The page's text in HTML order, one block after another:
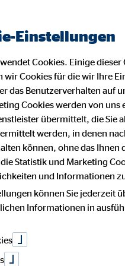
Karriere bei OVB
Internetauftritt ist ein
Rösner
für die OVB
Einstellungen
Cookies. Einige
wir Cookies für die wir Ihre
das Benutzerverhalten auf
Cookies werden von
übermittelt, die Sie
werden, in denen
können, ohne das
Statistik und Marketing
und Informationen
können Sie jederzeit
Informationen in